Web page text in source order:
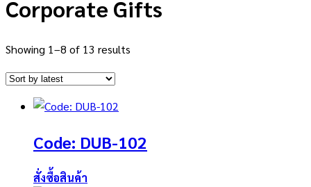
Corporate Gifts
Showing 1–8 of 13 results
Code: DUB-102
สั่งซื้อสินค้า